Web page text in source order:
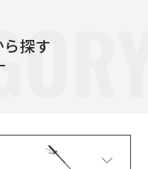
探す